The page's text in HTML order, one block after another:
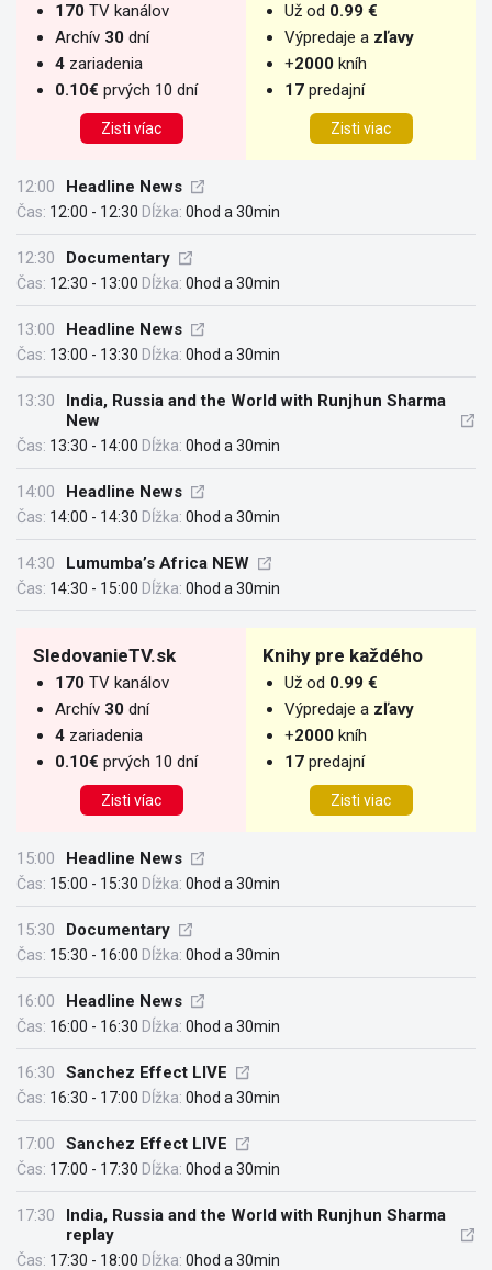
170 TV kanálov
Archív 30 dní
4 zariadenia
0.10€ prvých 10 dní
Zisti víac
Už od 0.99 €
Výpredaje a zľavy
+2000 kníh
17 predajní
Zisti viac
12:00 Headline News
Čas: 12:00 - 12:30 Dĺžka: 0hod a 30min
12:30 Documentary
Čas: 12:30 - 13:00 Dĺžka: 0hod a 30min
13:00 Headline News
Čas: 13:00 - 13:30 Dĺžka: 0hod a 30min
13:30
India, Russia and the World with Runjhun Sharma
New
Čas: 13:30 - 14:00 Dĺžka: 0hod a 30min
14:00 Headline News
Čas: 14:00 - 14:30 Dĺžka: 0hod a 30min
14:30 Lumumba’s Africa NEW
Čas: 14:30 - 15:00 Dĺžka: 0hod a 30min
SledovanieTV.sk
170 TV kanálov
Archív 30 dní
4 zariadenia
0.10€ prvých 10 dní
Zisti víac
Knihy pre každého
Už od 0.99 €
Výpredaje a zľavy
+2000 kníh
17 predajní
Zisti viac
15:00 Headline News
Čas: 15:00 - 15:30 Dĺžka: 0hod a 30min
15:30 Documentary
Čas: 15:30 - 16:00 Dĺžka: 0hod a 30min
16:00 Headline News
Čas: 16:00 - 16:30 Dĺžka: 0hod a 30min
16:30 Sanchez Effect LIVE
Čas: 16:30 - 17:00 Dĺžka: 0hod a 30min
17:00 Sanchez Effect LIVE
Čas: 17:00 - 17:30 Dĺžka: 0hod a 30min
17:30
India, Russia and the World with Runjhun Sharma
replay
Čas: 17:30 - 18:00 Dĺžka: 0hod a 30min